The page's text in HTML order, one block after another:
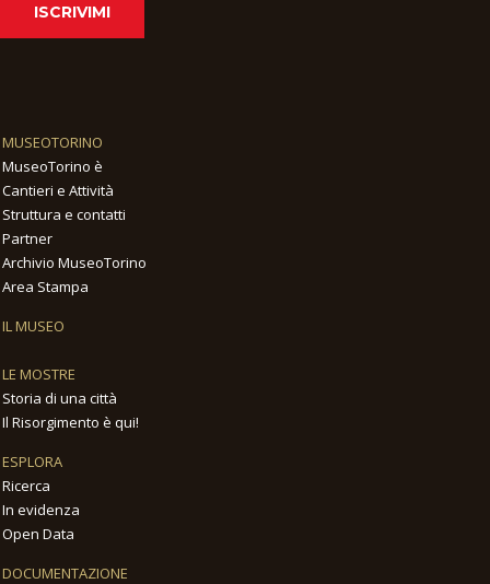
ISCRIVIMI
MUSEOTORINO
MuseoTorino è
Cantieri e Attività
Struttura e contatti
Partner
Archivio MuseoTorino
Area Stampa
IL MUSEO
LE MOSTRE
Storia di una città
Il Risorgimento è qui!
ESPLORA
Ricerca
In evidenza
Open Data
DOCUMENTAZIONE